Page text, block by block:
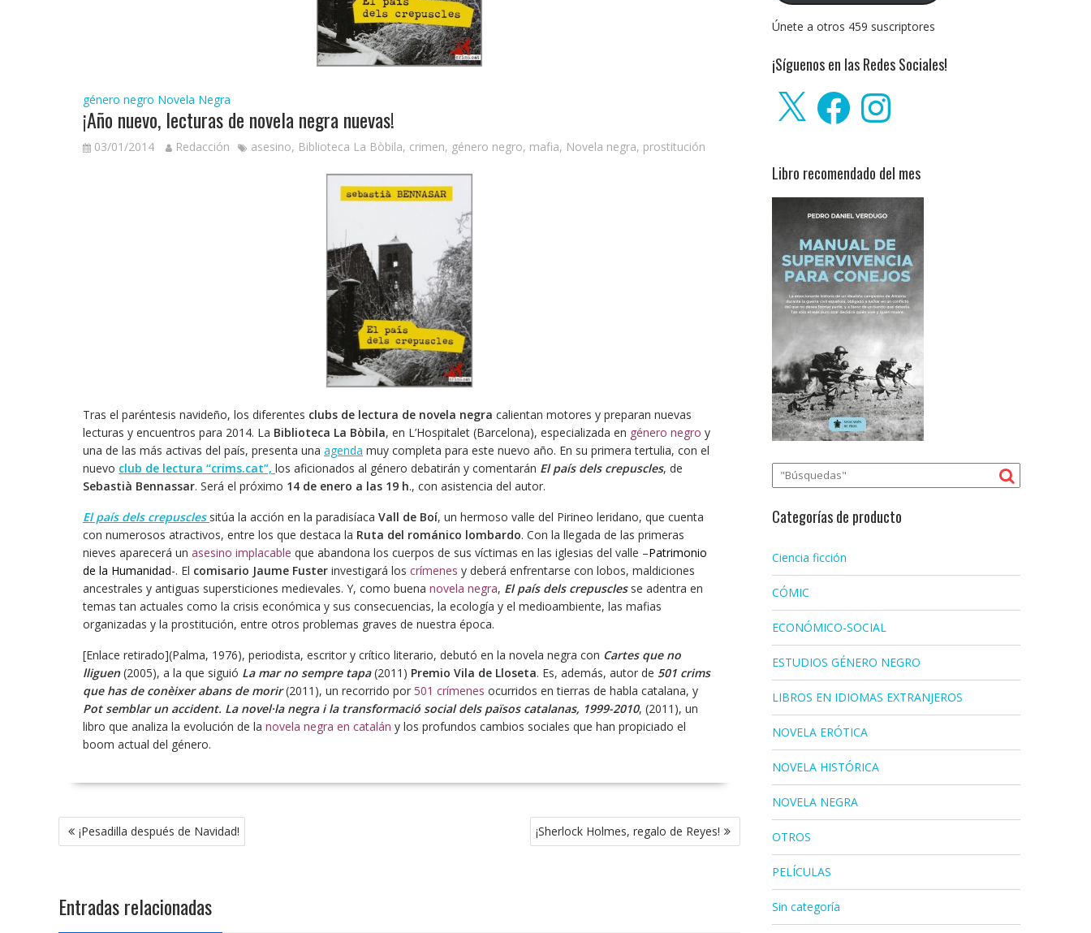
género negro Novela Negra
¡Año nuevo, lecturas de novela negra nuevas!
03/01/2014 Redacción asesino, Biblioteca La Bòbila, crimen, género negro, mafia, Novela negra, prostitución
Tras el paréntesis navideño, los diferentes clubs de lectura de novela negra calientan motores y preparan nuevas
lecturas y encuentros para 2014. La Biblioteca La Bòbila, en L’Hospitalet (Barcelona), especializada en género negro y
una de las más activas del país, presenta una agenda muy completa para este nuevo año. En su primera tertulia, con el
nuevo club de lectura “crims.cat”, los aficionados al género debatirán y comentarán El país dels crepuscles, de
Sebastià Bennassar. Será el próximo 14 de enero a las 19 h., con asistencia del autor.
El país dels crepuscles sitúa la acción en la paradisíaca Vall de Boí, un hermoso valle del Pirineo leridano, que cuenta
con numerosos atractivos, entre los que destaca la Ruta del románico lombardo. Con la llegada de las primeras
nieves aparecerá un asesino implacable que abandona los cuerpos de sus víctimas en las iglesias del valle –Patrimonio
de la Humanidad-. El comisario Jaume Fuster investigará los crímenes y deberá enfrentarse con lobos, maldiciones
ancestrales y antiguas supersticiones medievales. Y, como buena novela negra, El país dels crepuscles se adentra en
temas tan actuales como la crisis económica y sus consecuencias, la ecología y el medioambiente, las mafias
organizadas y la prostitución, entre otros problemas graves de nuestra época.
[Enlace retirado](Palma, 1976), periodista, escritor y crítico literario, debutó en la novela negra con Cartes que no
lliguen (2005), a la que siguió La mar no sempre tapa (2011) Premio Vila de Lloseta. Es, además, autor de 501 crims
que has de conèixer abans de morir (2011), un recorrido por 501 crímenes ocurridos en tierras de habla catalana, y
Pot semblar un accident. La novel·la negra i la transformació social dels països catalanas, 1999-2010, (2011), un
libro que analiza la evolución de la novela negra en catalán y los profundos cambios sociales que han propiciado el
boom actual del género.
Navegación
de
¡Pesadilla después de Navidad! ¡Sherlock Holmes, regalo de Reyes!
Entradas relacionadas
Únete a otros 459 suscriptores
¡Síguenos en las Redes Sociales!
FacebookInstagram
Libro recomendado del mes
Categorías de producto
Ciencia ficción
CÓMIC
ECONÓMICO-SOCIAL
ESTUDIOS GÉNERO NEGRO
LIBROS EN IDIOMAS EXTRANJEROS
NOVELA ERÓTICA
NOVELA HISTÓRICA
NOVELA NEGRA
OTROS
PELÍCULAS
Sin categoría